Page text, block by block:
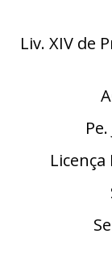
Liv. XIV de